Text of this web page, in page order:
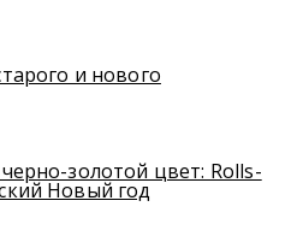
и нового
золотой цвет: Rolls-
Новый год